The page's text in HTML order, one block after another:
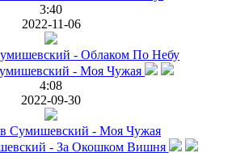
3:40
2022-11-06
- Облаком По Небу
4:08
2022-09-30
Сумишевский - Моя Чужая